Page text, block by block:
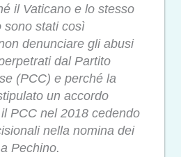
il Vaticano e lo stesso
sono stati così
denunciare gli abusi
dal Partito
(PCC) e perché la
un accordo
PCC nel 2018 cedendo
nella nomina dei
Pechino.